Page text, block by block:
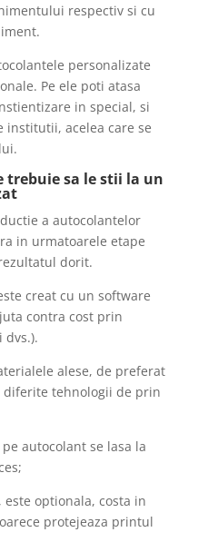
respectiv si cu
personalizate
Pe ele poti atasa
in special, si
acelea care se
trebuie sa le stii la un
a autocolantelor
in urmatoarele etape
dorit.
creat cu un software
contra cost prin
dvs.).
alese, de preferat
tehnologii de prin
autocolant se lasa la
este optionala, costa in
protejeaza printul